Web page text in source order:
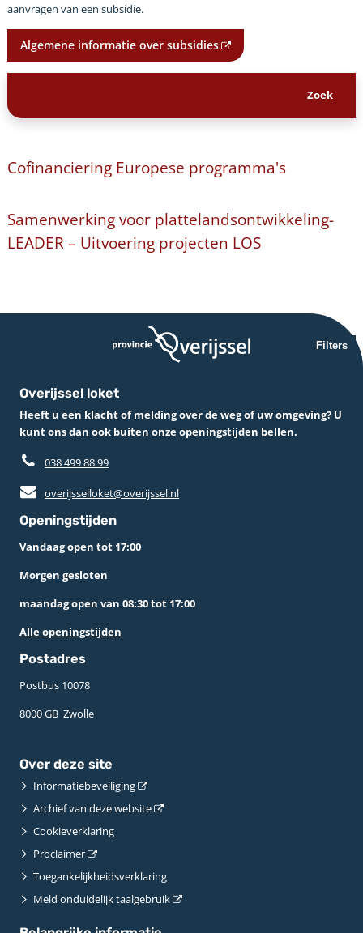
aanvragen van een subsidie.
Algemene informatie over subsidies
Cofinanciering Europese programma's
Samenwerking voor plattelandsontwikkeling-
LEADER – Uitvoering projecten LOS
Filters
Overijssel loket
Heeft u een klacht of melding over de weg of uw omgeving? U
kunt ons dan ook buiten onze openingstijden bellen.
038 499 88 99
overijsselloket@overijssel.nl
Openingstijden
Vandaag open tot 17:00
Morgen gesloten
maandag open van 08:30 tot 17:00
Alle openingstijden
Postadres
Postbus 10078 ­
8000 GB ­ Zwolle
Over deze site
Informatiebeveiliging
Archief van deze website
Cookieverklaring
Proclaimer
Toegankelijkheidsverklaring
Meld onduidelijk taalgebruik